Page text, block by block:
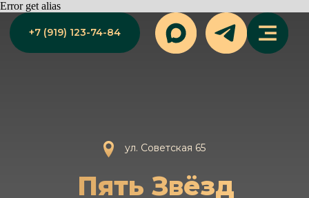
Error get alias
Пять Звёзд
ул. Советская 65